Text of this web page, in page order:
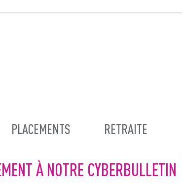
PLACEMENTS RETRAITE
À NOTRE CYBERBULLETIN